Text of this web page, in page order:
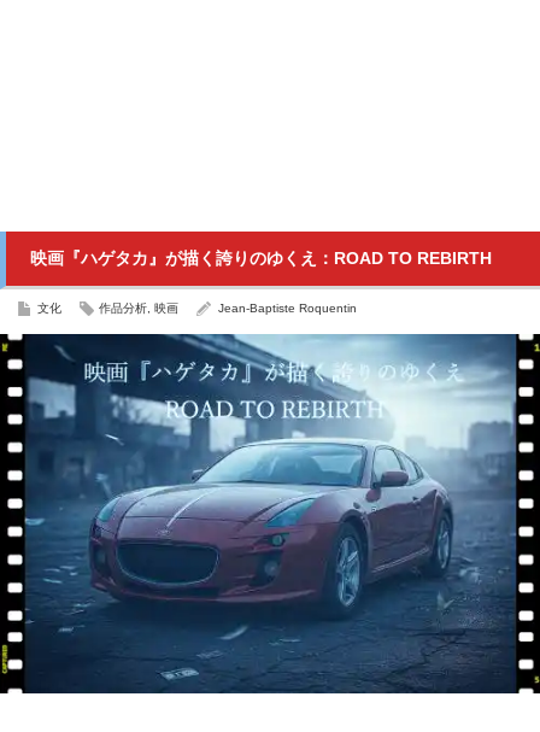
映画『ハゲタカ』が描く誇りのゆくえ：ROAD TO REBIRTH
文化 作品分析 映画 Jean-Baptiste Roquentin